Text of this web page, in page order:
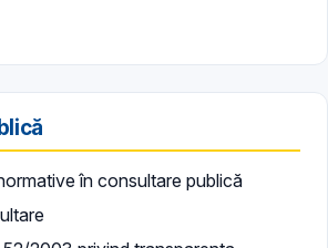
în consultare publică